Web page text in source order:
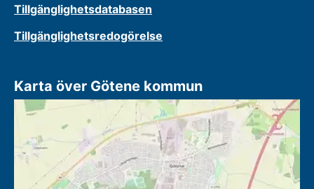
Tillgänglighetsdatabasen
Tillgänglighetsredogörelse
Karta över Götene kommun